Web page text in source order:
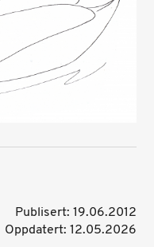
Publisert: 19.06.2012
Oppdatert: 12.05.2026